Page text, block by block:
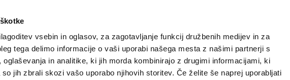
vsebin in oglasov, za zagotavljanje funkcij družbenih medijev in za
tega delimo informacije o vaši uporabi našega mesta z našimi partnerji s
oglaševanja in analitike, ki jih morda kombinirajo z drugimi informacijami, ki
jih zbrali skozi vašo uporabo njihovih storitev. Če želite še naprej uporabljati
NOVICE TRŽAŠKA GORIŠKA KULTURA ŠPORT ŠE